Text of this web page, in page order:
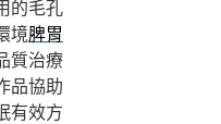
的毛孔
境脾胃
質治療
品協助
有效方